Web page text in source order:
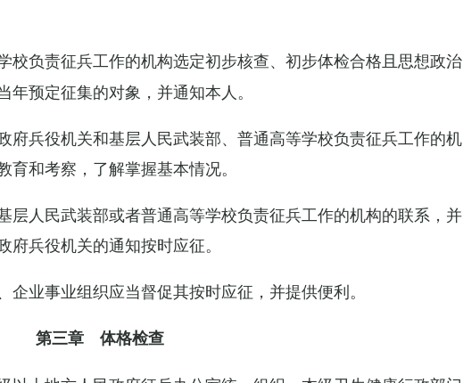
校负责征兵工作的机构选定初步核查、初步体检合格且思想政治
预定征集的对象，并通知本人。
府兵役机关和基层人民武装部、普通高等学校负责征兵工作的机
和考察，了解掌握基本情况。
层人民武装部或者普通高等学校负责征兵工作的机构的联系，并
兵役机关的通知按时应征。
业事业组织应当督促其按时应征，并提供便利。
第三章 体格检查